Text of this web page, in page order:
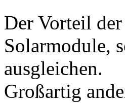
Der Vorteil
Solarmodule,
ausgleichen.
Großartig